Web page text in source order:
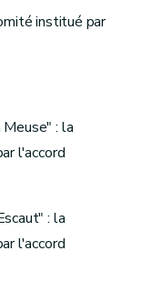
liés à l'installation privée de distribution][Décret 20.04.2023]
utilisation et protection des installations
institué par
: la
l'accord
: la
l'accord